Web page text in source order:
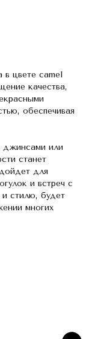
в цвете camel
качества,
обеспечивая
джинсами или
станет
для
и встреч с
и стилю, будет
многих